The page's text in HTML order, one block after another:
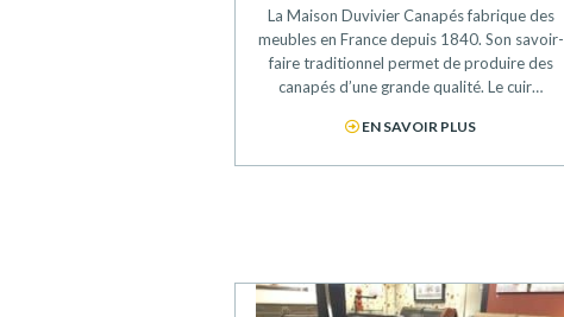
La Maison Duvivier Canapés fabrique des
meubles en France depuis 1840. Son savoir-
faire traditionnel permet de produire des
canapés d’une grande qualité. Le cuir…
EN SAVOIR PLUS